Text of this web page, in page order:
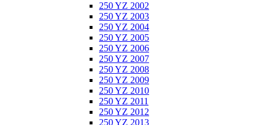
250 YZ 2002
250 YZ 2003
250 YZ 2004
250 YZ 2005
250 YZ 2006
250 YZ 2007
250 YZ 2008
250 YZ 2009
250 YZ 2010
250 YZ 2011
250 YZ 2012
250 YZ 2013